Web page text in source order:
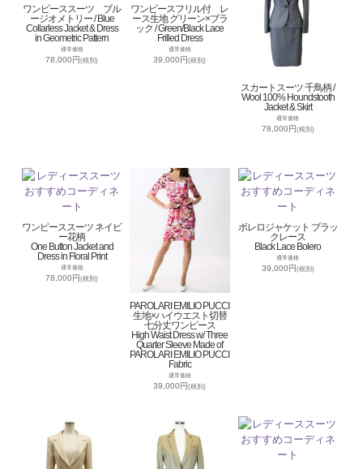
ワンピーススーツ ブル
ージオメトリー / Blue
Collarless Jacket & Dress
in Geometric Pattern
通常価格
78,000円(税別)
ワンピースフリル付 レ
ース生地 グリーン×ブラ
ック / Green/Black Lace
Frilled Dress
通常価格
39,000円(税別)
スカートスーツ 千鳥柄 /
Wool 100% Houndstooth
Jacket & Skirt
通常価格
78,000円(税別)
ワンピーススーツ ネイビ
ー花柄
One Button Jacket and
Dress in Floral Print
通常価格
78,000円(税別)
PAROLARI EMILIO PUCCI
生地×ハイウエスト切替
七分丈ワンピース
High Waist Dress w/ Three
Quarter Sleeve Made of
PAROLARI EMILIO PUCCI
Fabric
通常価格
39,000円(税別)
ボレロジャケット ブラッ
クレース
Black Lace Bolero
通常価格
39,000円 (税別)